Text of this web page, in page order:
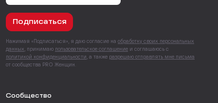
Подписаться
Нажимая «Подписаться», я даю согласие на обработку своих персональных
данных , принимаю пользовательское соглашение и соглашаюсь с
политикой конфиденциальности , а также разрешаю отправлять мне письма
от сообщества PRO Женщин.
Сообщество